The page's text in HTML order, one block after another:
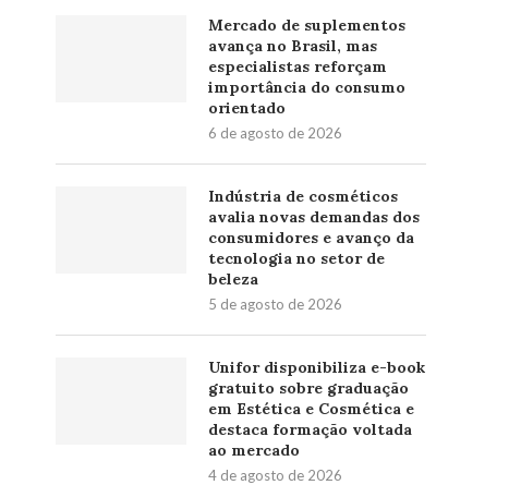
Mercado de suplementos
avança no Brasil, mas
especialistas reforçam
importância do consumo
orientado
6 de agosto de 2026
Indústria de cosméticos
avalia novas demandas dos
consumidores e avanço da
tecnologia no setor de
beleza
5 de agosto de 2026
Unifor disponibiliza e-book
gratuito sobre graduação
em Estética e Cosmética e
destaca formação voltada
ao mercado
4 de agosto de 2026